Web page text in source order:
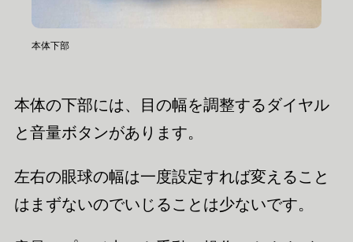
本体下部
本体の下部には、目の幅を調整するダイヤル
と音量ボタンがあります。
左右の眼球の幅は一度設定すれば変えること
はまずないのでいじることは少ないです。